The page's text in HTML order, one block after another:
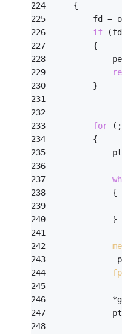
	{
fd =
if
		{
		}
for
			{
			}